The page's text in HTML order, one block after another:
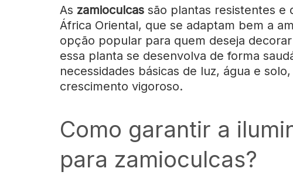
As zamioculcas são plantas resistentes e
África Oriental, que se adaptam bem a
opção popular para quem deseja
essa planta se desenvolva de forma
necessidades básicas de luz, água e
crescimento vigoroso.
Como garantir a
para zamioculcas?